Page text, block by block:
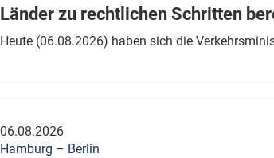
wen?
Thema des Monats
Länder zu rechtlichen Schritten
Heute (06.08.2026) haben sich die
06.08.2026
Hamburg – Berlin